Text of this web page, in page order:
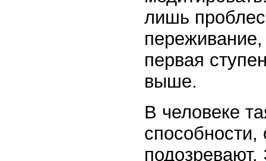
лишь
первая
выше.
В человеке